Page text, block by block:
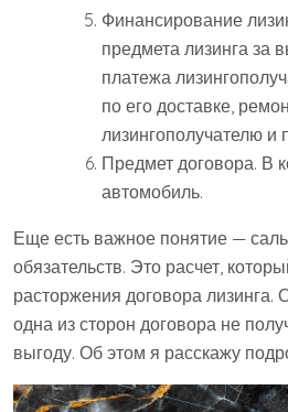
Финансирование
предмета лизинга за
платежа
по его доставке,
лизингополучателю и
Предмет договора. В
автомобиль.
Еще есть важное понятие —
обязательств. Это расчет,
расторжения договора лизинга.
одна из сторон договора не
выгоду. Об этом я расскажу